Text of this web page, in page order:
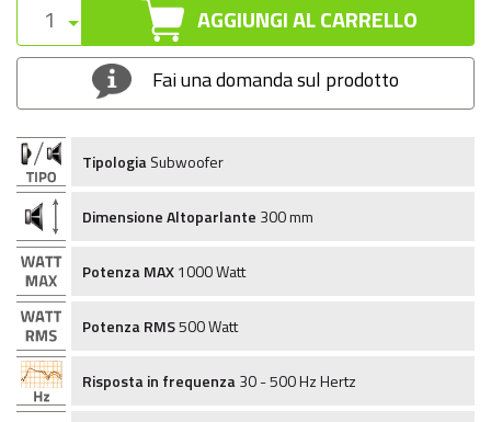
AGGIUNGI AL CARRELLO
Fai una domanda sul prodotto
TipologiaSubwoofer
Dimensione Altoparlante 300 mm
Potenza MAX1000 Watt
Potenza RMS500 Watt
Risposta in frequenza30 - 500 Hz Hertz